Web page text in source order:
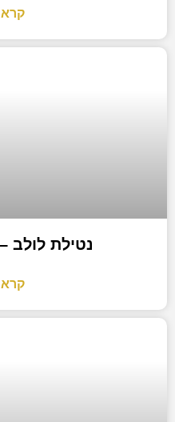
קרא
נטילת לולב
קרא